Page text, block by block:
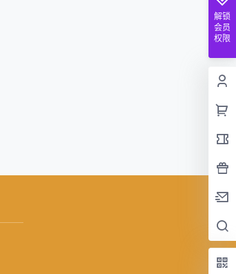
解锁
会员
权限